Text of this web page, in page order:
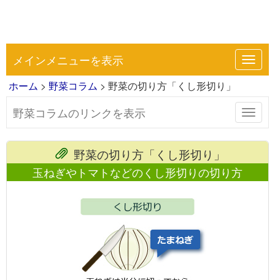
メインメニューを表示
ホーム > 野菜コラム > 野菜の切り方「くし形切り」
野菜コラムのリンクを表示
野菜の切り方「くし形切り」
玉ねぎやトマトなどのくし形切りの切り方